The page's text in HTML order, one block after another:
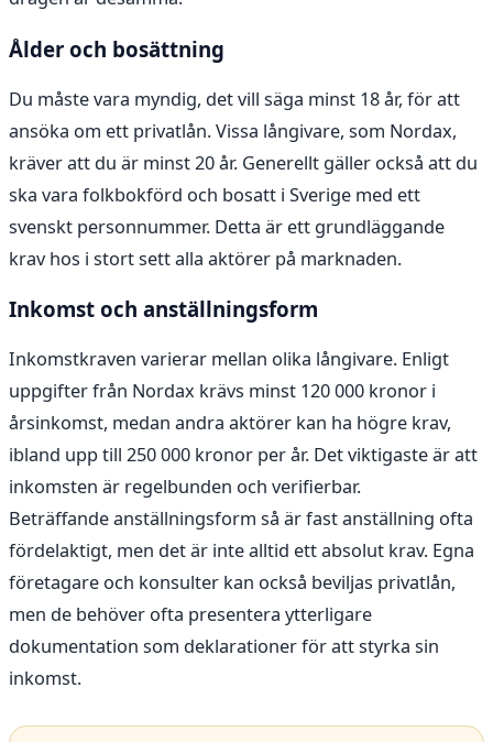
Ålder och bosättning
Du måste vara myndig, det vill säga minst 18 år, för att
ansöka om ett privatlån. Vissa långivare, som Nordax,
kräver att du är minst 20 år. Generellt gäller också att du
ska vara folkbokförd och bosatt i Sverige med ett
svenskt personnummer. Detta är ett grundläggande
krav hos i stort sett alla aktörer på marknaden.
Inkomst och anställningsform
Inkomstkraven varierar mellan olika långivare. Enligt
uppgifter från Nordax krävs minst 120 000 kronor i
årsinkomst, medan andra aktörer kan ha högre krav,
ibland upp till 250 000 kronor per år. Det viktigaste är att
inkomsten är regelbunden och verifierbar.
Beträffande anställningsform så är fast anställning ofta
fördelaktigt, men det är inte alltid ett absolut krav. Egna
företagare och konsulter kan också beviljas privatlån,
men de behöver ofta presentera ytterligare
dokumentation som deklarationer för att styrka sin
inkomst.